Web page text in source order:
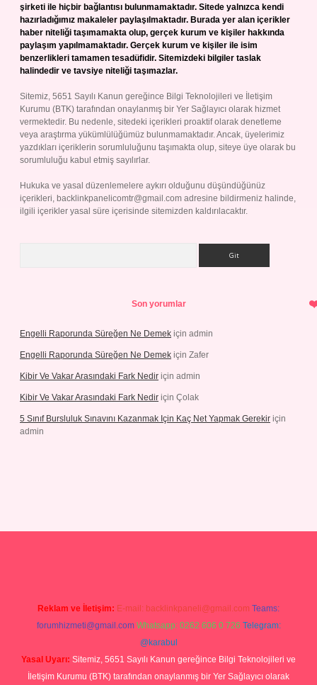
şirketi ile hiçbir bağlantısı bulunmamaktadır. Sitede yalnızca kendi
hazırladığımız makaleler paylaşılmaktadır. Burada yer alan içerikler
haber niteliği taşımamakta olup, gerçek kurum ve kişiler hakkında
paylaşım yapılmamaktadır. Gerçek kurum ve kişiler ile isim
benzerlikleri tamamen tesadüfidir. Sitemizdeki bilgiler taslak
halindedir ve tavsiye niteliği taşımazlar.
Sitemiz, 5651 Sayılı Kanun gereğince Bilgi Teknolojileri ve İletişim
Kurumu (BTK) tarafından onaylanmış bir Yer Sağlayıcı olarak hizmet
vermektedir. Bu nedenle, sitedeki içerikleri proaktif olarak denetleme
veya araştırma yükümlülüğümüz bulunmamaktadır. Ancak, üyelerimiz
yazdıkları içeriklerin sorumluluğunu taşımakta olup, siteye üye olarak bu
sorumluluğu kabul etmiş sayılırlar.
Hukuka ve yasal düzenlemelere aykırı olduğunu düşündüğünüz
içerikleri, backlinkpanelicomtr@gmail.com adresine bildirmeniz halinde,
ilgili içerikler yasal süre içerisinde sitemizden kaldırılacaktır.
Son yorumlar
Engelli Raporunda Süreğen Ne Demek için admin
Engelli Raporunda Süreğen Ne Demek için Zafer
Kibir Ve Vakar Arasındaki Fark Nedir için admin
Kibir Ve Vakar Arasındaki Fark Nedir için Çolak
5 Sınıf Bursluluk Sınavını Kazanmak Için Kaç Net Yapmak Gerekir için
admin
Reklam ve İletişim: E-mail: backlinkpaneli@gmail.com Teams:
forumhizmeti@gmail.com Whatsapp: 0262 606 0 726 Telegram:
@karabul
Yasal Uyarı: Sitemiz, 5651 Sayılı Kanun gereğince Bilgi Teknolojileri ve
İletişim Kurumu (BTK) tarafından onaylanmış bir Yer Sağlayıcı olarak